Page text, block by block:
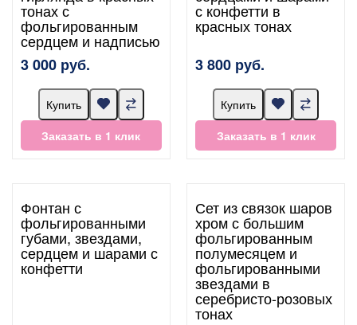
тонах с
фольгированным
сердцем и надписью
3 000 руб.
Купить
Заказать в 1 клик
с конфетти в
красных тонах
3 800 руб.
Купить
Заказать в 1 клик
Фонтан с
фольгированными
губами, звездами,
сердцем и шарами с
конфетти
Сет из связок шаров
хром с большим
фольгированным
полумесяцем и
фольгированными
звездами в
серебристо-розовых
тонах